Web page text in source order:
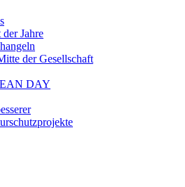
Jahre
der Gesellschaft
DAY